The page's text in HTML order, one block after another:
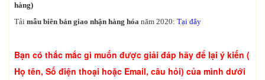
hàng)
Tải mẫu biên bản giao nhận hàng hóa năm 2020: Tại đây
Bạn có thắc mắc gì muốn được giải đáp hãy để lại ý kiến (
Họ tên, Số điện thoại hoặc Email, câu hỏi) của mình dưới